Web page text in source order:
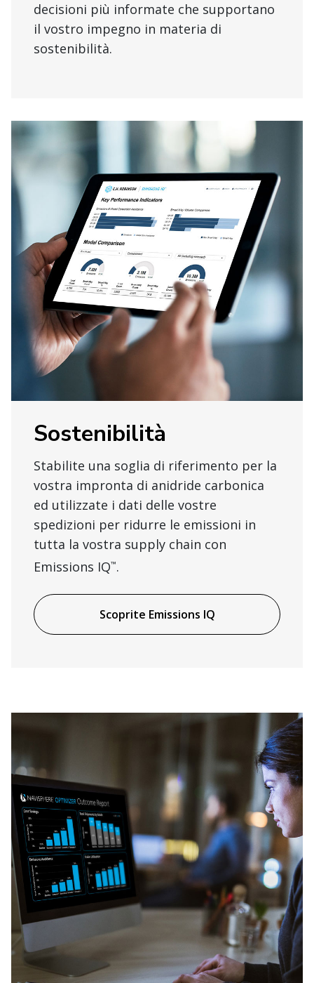
decisioni più informate che supportano
il vostro impegno in materia di
sostenibilità.
Sostenibilità
Stabilite una soglia di riferimento per la
vostra impronta di anidride carbonica
ed utilizzate i dati delle vostre
spedizioni per ridurre le emissioni in
tutta la vostra supply chain con
Emissions IQ™.
Scoprite Emissions IQ